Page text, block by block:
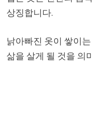
상징합니다.
낡아빠진 옷이 쌓이
삶을 살게 될 것을 의